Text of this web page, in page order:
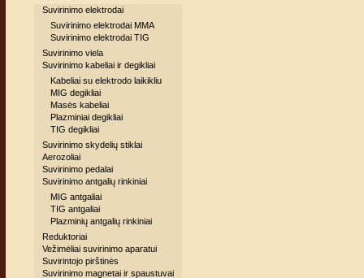
Suvirinimo elektrodai
Suvirinimo elektrodai MMA
Suvirinimo elektrodai TIG
Suvirinimo viela
Suvirinimo kabeliai ir degikliai
Kabeliai su elektrodo laikikliu
MIG degikliai
Masės kabeliai
Plazminiai degikliai
TIG degikliai
Suvirinimo skydelių stiklai
Aerozoliai
Suvirinimo pedalai
Suvirinimo antgalių rinkiniai
MIG antgaliai
TIG antgaliai
Plazminių antgalių rinkiniai
Reduktoriai
Vežimėliai suvirinimo aparatui
Suvirintojo pirštinės
Suvirinimo magnetai ir spaustuvai